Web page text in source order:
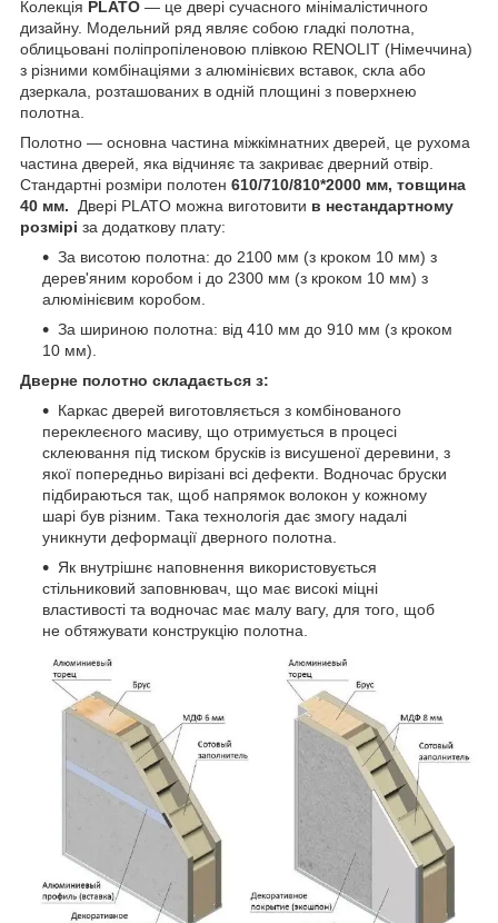
Колекція PLATO — це двері сучасного мінімалістичного
дизайну. Модельний ряд являє собою гладкі полотна,
облицьовані поліпропіленовою плівкою RENOLIT (Німеччина)
з різними комбінаціями з алюмінієвих вставок, скла або
дзеркала, розташованих в одній площині з поверхнею
полотна.
Полотно — основна частина міжкімнатних дверей, це рухома
частина дверей, яка відчиняє та закриває дверний отвір.
Стандартні розміри полотен 610/710/810*2000 мм, товщина
40 мм. Двері PLATO можна виготовити в нестандартному
розмірі за додаткову плату:
За висотою полотна: до 2100 мм (з кроком 10 мм) з
дерев'яним коробом і до 2300 мм (з кроком 10 мм) з
алюмінієвим коробом.
За шириною полотна: від 410 мм до 910 мм (з кроком
10 мм).
Дверне полотно складається з:
Каркас дверей виготовляється з комбінованого
переклеєного масиву, що отримується в процесі
склеювання під тиском брусків із висушеної деревини, з
якої попередньо вирізані всі дефекти. Водночас бруски
підбираються так, щоб напрямок волокон у кожному
шарі був різним. Така технологія дає змогу надалі
уникнути деформації дверного полотна.
Як внутрішнє наповнення використовується
стільниковий заповнювач, що має високі міцні
властивості та водночас має малу вагу, для того, щоб
не обтяжувати конструкцію полотна.